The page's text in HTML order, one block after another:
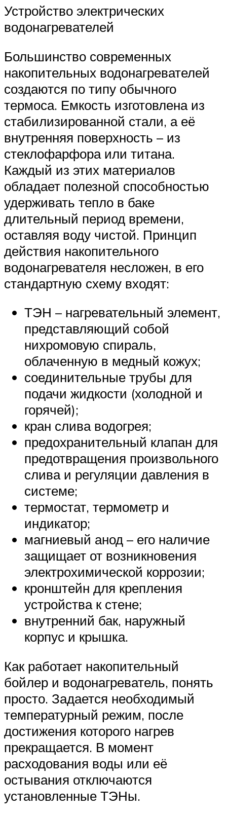
Устройство электрических
водонагревателей
Большинство современных
накопительных водонагревателей
создаются по типу обычного
термоса. Емкость изготовлена из
стабилизированной стали, а её
внутренняя поверхность – из
стеклофарфора или титана.
Каждый из этих материалов
обладает полезной способностью
удерживать тепло в баке
длительный период времени,
оставляя воду чистой. Принцип
действия накопительного
водонагревателя несложен, в его
стандартную схему входят:
ТЭН – нагревательный элемент,
представляющий собой
нихромовую спираль,
облаченную в медный кожух;
соединительные трубы для
подачи жидкости (холодной и
горячей);
кран слива водогрея;
предохранительный клапан для
предотвращения произвольного
слива и регуляции давления в
системе;
термостат, термометр и
индикатор;
магниевый анод – его наличие
защищает от возникновения
электрохимической коррозии;
кронштейн для крепления
устройства к стене;
внутренний бак, наружный
корпус и крышка.
Как работает накопительный
бойлер и водонагреватель, понять
просто. Задается необходимый
температурный режим, после
достижения которого нагрев
прекращается. В момент
расходования воды или её
остывания отключаются
установленные ТЭНы.